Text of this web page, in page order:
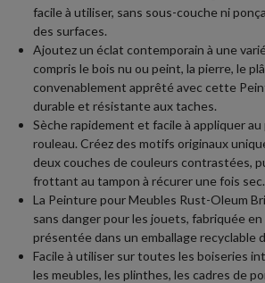
facile à utiliser, sans sous-couche ni
des surfaces.
Ajoutez un éclat contemporain à une
compris le bois nu ou peint, la pierre, le
convenablement apprêté avec cette
durable et résistante aux taches.
Sèche rapidement et facile à appliquer au
rouleau. Créez des motifs originaux
deux couches de couleurs contrastées,
frottant au tampon à récurer une fois sec.
La Peinture pour Meubles Rust-Oleum
sans danger pour les jouets, fabriquée
présentée dans un emballage recyclable
Facile à utiliser sur toutes les boiseries
les meubles, les plinthes, les cadres de